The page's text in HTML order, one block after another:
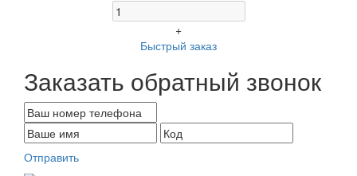
+
Быстрый заказ
Заказать обратный звонок
Отправить